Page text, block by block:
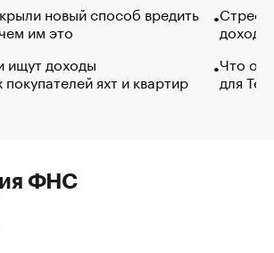
новый способ вредить
им это
ищут доходы
яхт и квартир
Что
для
ФНС